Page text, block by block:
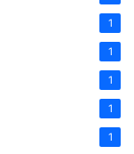
1
1
1
1
1